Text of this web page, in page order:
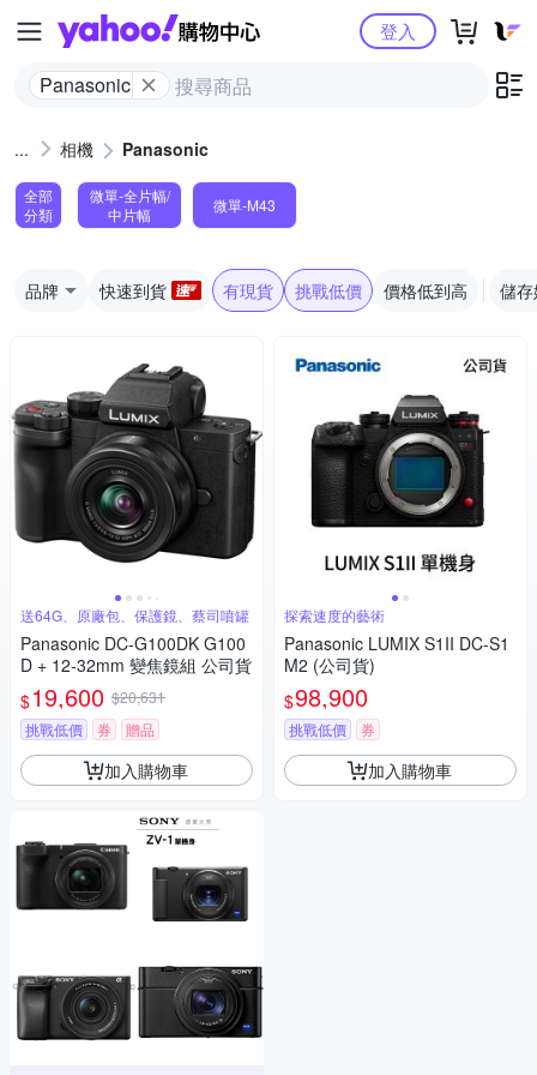
Yahoo購物中心
Panasonic
登入
相機 Panasonic
全部
分類
微單-全片幅/
中片幅
微單-M43
品牌 快速到貨 有現貨 挑戰低價 價格低到高 儲
送64G、原廠包、保護鏡、蔡司噴罐
Panasonic DC-G100DK G100
D + 12-32mm 變焦鏡組 公司貨
$19,600 $20,631
挑戰低價
券 贈品
加入購物車
探索速度的藝術
Panasonic LUMIX S1II DC-S1
M2 (公司貨)
$98,900
挑戰低價 券
加入購物車